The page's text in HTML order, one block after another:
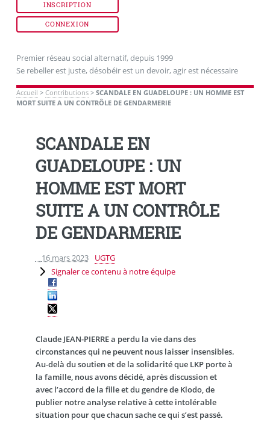
INSCRIPTION
CONNEXION
Premier réseau social alternatif, depuis 1999
Se rebeller est juste, désobéir est un devoir, agir est nécessaire
Accueil > Contributions> SCANDALE EN GUADELOUPE : UN HOMME EST
MORT SUITE A UN CONTRÔLE DE GENDARMERIE
SCANDALE EN
GUADELOUPE : UN
HOMME EST MORT
SUITE A UN CONTRÔLE
DE GENDARMERIE
16 mars 2023
UGTG
Signaler ce contenu à notre équipe
Claude JEAN-PIERRE a perdu la vie dans des
circonstances qui ne peuvent nous laisser insensibles.
Au-delà du soutien et de la solidarité que LKP porte à
la famille, nous avons décidé, après discussion et
avec l’accord de la fille et du gendre de Klodo, de
publier notre analyse relative à cette intolérable
situation pour que chacun sache ce qui s’est passé.